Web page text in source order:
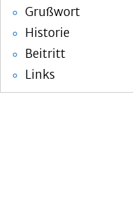
Grußwort
Historie
Beitritt
Links